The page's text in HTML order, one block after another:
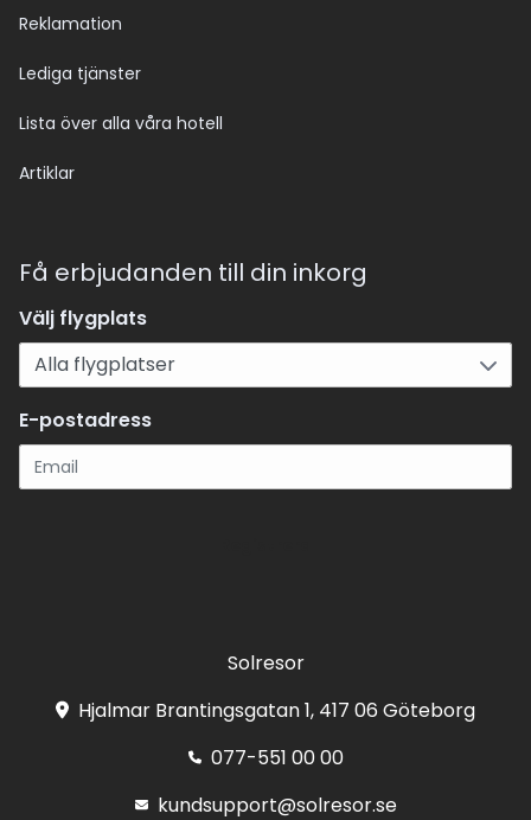
Reklamation
Lediga tjänster
Lista över alla våra hotell
Artiklar
Få erbjudanden till din inkorg
Välj flygplats
E-postadress
Solresor
Hjalmar Brantingsgatan 1, 417 06 Göteborg
077-551 00 00
kundsupport@solresor.se